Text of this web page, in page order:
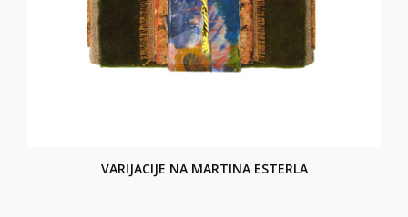
VARIJACIJE NA MARTINA ESTERLA